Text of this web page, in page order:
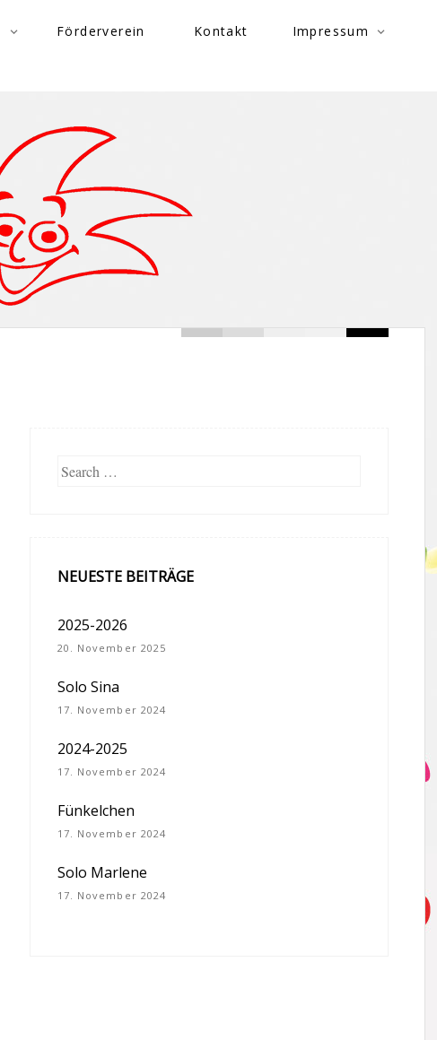
Förderverein Kontakt
Impressum
Search
NEUESTE BEITRÄGE
2025-2026
20. November 2025
Solo Sina
17. November 2024
2024-2025
17. November 2024
Fünkelchen
17. November 2024
Solo Marlene
17. November 2024